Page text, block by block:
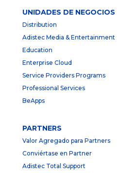
UNIDADES DE NEGOCIOS
Distribution
Adistec Media & Entertainment
Education
Enterprise Cloud
Service Providers Programs
Professional Services
BeApps
PARTNERS
Valor Agregado para Partners
Conviértase en Partner
Adistec Total Support